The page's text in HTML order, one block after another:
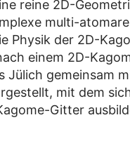
reine 2D-
multi-
Physik der 2D-
einem 2D-
Jülich gemeinsam
mit dem
Gitter